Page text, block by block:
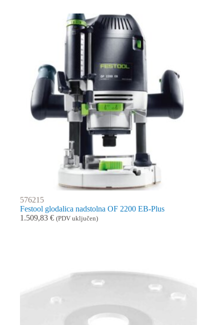
1.080,03 €.
972,03 €.
576215
Festool glodalica nadstolna OF 2200 EB-Plus
1.509,83 € (PDV uključen)